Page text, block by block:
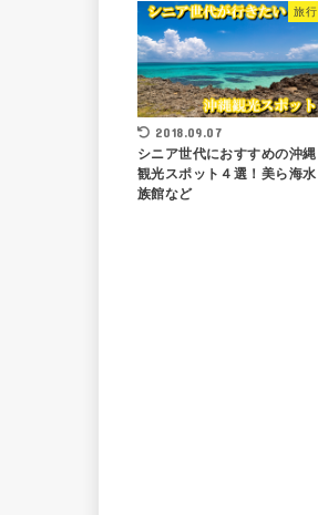
旅行
2018.09.07
シニア世代におすすめの沖縄
観光スポット４選！美ら海水
族館など